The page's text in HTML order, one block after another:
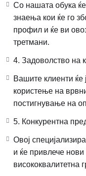
Со нашата обука
знаења кои ќе го
профил и ќе ви
третмани.
4. Задоволство на
Вашите клиенти ќе
користење на
постигнување на
5. Конкурентна
Овој
и ќе привлече
висококвалитетна